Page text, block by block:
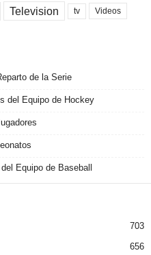
Television tv Videos
de la Serie
del Equipo de Hockey
Equipo de Baseball
703
656